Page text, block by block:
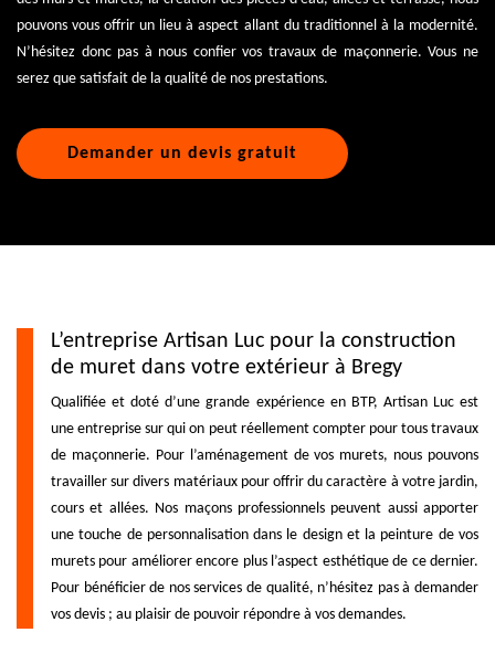
pouvons vous offrir un lieu à aspect allant du traditionnel à la modernité.
N’hésitez donc pas à nous confier vos travaux de maçonnerie. Vous ne
serez que satisfait de la qualité de nos prestations.
Demander un devis gratuit
L’entreprise Artisan Luc pour la construction
de muret dans votre extérieur à Bregy
Qualifiée et doté d’une grande expérience en BTP, Artisan Luc est
une entreprise sur qui on peut réellement compter pour tous travaux
de maçonnerie. Pour l’aménagement de vos murets, nous pouvons
travailler sur divers matériaux pour offrir du caractère à votre jardin,
cours et allées. Nos maçons professionnels peuvent aussi apporter
une touche de personnalisation dans le design et la peinture de vos
murets pour améliorer encore plus l’aspect esthétique de ce dernier.
Pour bénéficier de nos services de qualité, n’hésitez pas à demander
vos devis ; au plaisir de pouvoir répondre à vos demandes.